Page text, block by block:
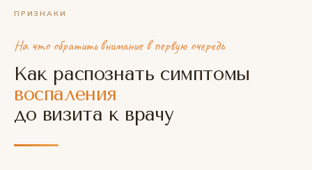
ПРИЗНАКИ
На что обратить внимание в первую очередь
Как распознать симптомы
воспаления
до визита к врачу